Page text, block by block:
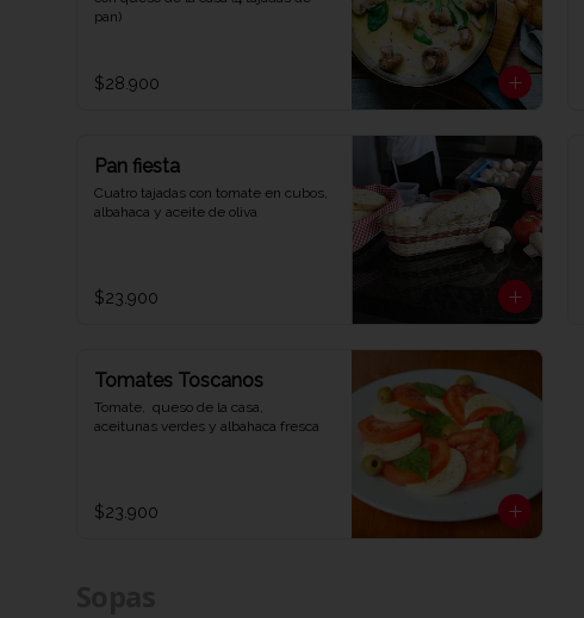
pan)
$28.900
Pan fiesta
Cuatro tajadas con tomate en cubos,
albahaca y aceite de oliva
$23.900
Tomates Toscanos
Tomate,  queso de la casa,
aceitunas verdes y albahaca fresca
$23.900